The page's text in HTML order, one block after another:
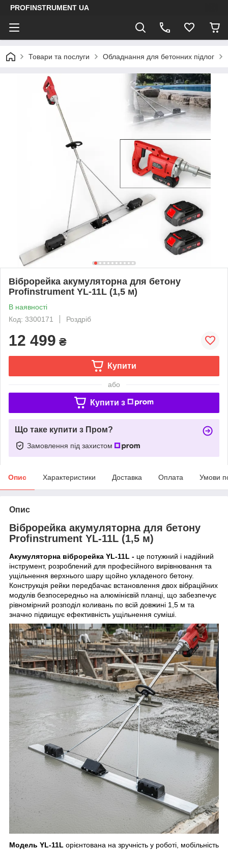
PROFINSTRUMENT UA
Товари та послуги Обладнання для бетонних підлог
Віброрейка акумуляторна для бетону
Profinstrument YL-11L (1,5 м)
В наявності
Код: 3300171
Роздріб
12 499 ₴
Купити
або
Купити з
Що таке купити з Пром?
Замовлення під захистом
Опис Характеристики Доставка Оплата Умови
Опис
Віброрейка акумуляторна для бетону
Profinstrument YL-11L (1,5 м)
Акумуляторна віброрейка YL-11L - це потужний і надійний
інструмент, розроблений для професійного вирівнювання та
ущільнення верхнього шару щойно укладеного бетону.
Конструкція рейки передбачає встановлення двох вібраційних
модулів безпосередньо на алюмінієвій планці, що забезпечує
рівномірний розподіл коливань по всій довжині 1,5 м та
значно підвищує ефективність ущільнення суміші.
Модель YL-11L орієнтована на зручність у роботі, мобільність